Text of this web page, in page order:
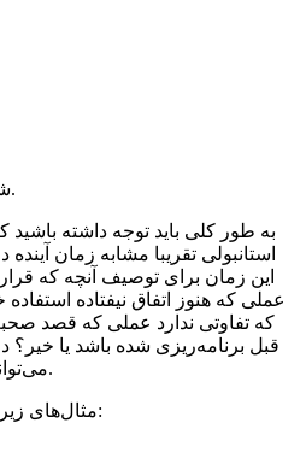
شما در ساحل غرق خواهید شد.
به طور کلی باید توجه داشته باشید
استانبولی تقریبا مشابه زمان
این زمان برای توصیف آنچه که قرار
عملی که هنوز اتفاق نیفتاده
که تفاوتی ندارد عملی که قصد
قبل برنامه‌ریزی شده باشد یا
می‌توانید از زمان آینده استفاده کنید.
مثال‌های زیر را در این زمینه مشاهده کنید: